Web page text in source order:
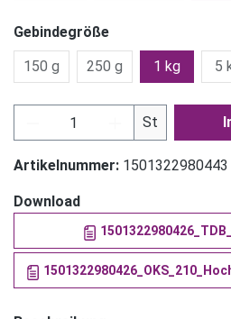
Gebindegröße
150 g
250 g 1 kg 5
Produkt Anzahl: Gib
St
Artikelnummer: 1501322980443
Download